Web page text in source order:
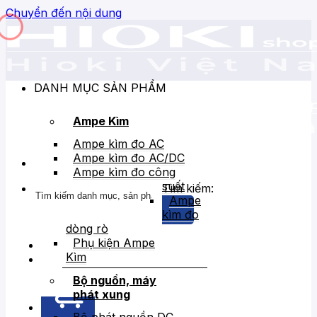
Chuyển đến nội dung
Tìm kiếm:
DANH MỤC SẢN PHẨM
Ampe Kìm
Ampe kìm đo AC
Ampe kìm đo AC/DC
Ampe kìm đo công
suất
Ampe
kìm đo
dòng rò
Phụ kiện Ampe
Kìm
Bộ nguồn, máy
phát xung